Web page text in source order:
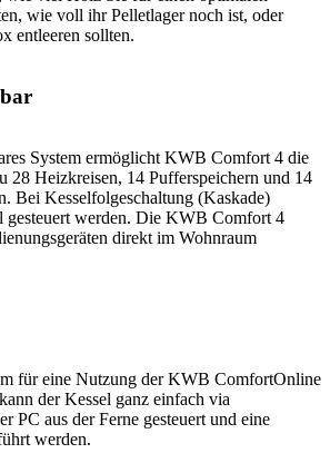
wie voll ihr Pelletlager noch ist, oder
entleeren sollten.
System ermöglicht KWB Comfort 4 die
28 Heizkreisen, 14 Pufferspeichern und 14
Bei Kesselfolgeschaltung (Kaskade)
gesteuert werden. Die KWB Comfort 4
direkt im Wohnraum
für eine Nutzung der KWB ComfortOnline
der Kessel ganz einfach via
PC aus der Ferne gesteuert und eine
werden.